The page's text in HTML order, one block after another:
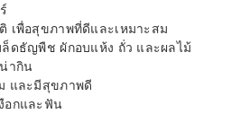
เพื่อสุขภาพที่ดีและเหมาะสม
ดธัญพืช ผักอบแห้ง ถั่ว และผลไม้
ากิน
และมีสุขภาพดี
อกและฟัน